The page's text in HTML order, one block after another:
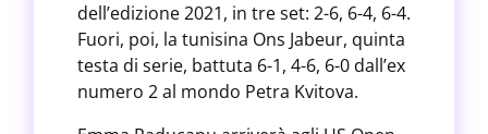
dell’edizione 2021, in tre set: 2-6, 6-4, 6-4.
Fuori, poi, la tunisina Ons Jabeur, quinta
testa di serie, battuta 6-1, 4-6, 6-0 dall’ex
numero 2 al mondo Petra Kvitova.